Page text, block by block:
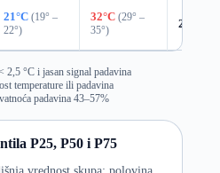
21°C (19° –
22°)
32°C (29° –
35°)
20%
°C i jasan signal padavina
temperature ili padavina
padavina 43–57%
P25, P50 i P75